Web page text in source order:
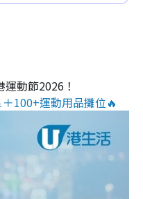
運動節2026！
100+運動用品攤位🔥